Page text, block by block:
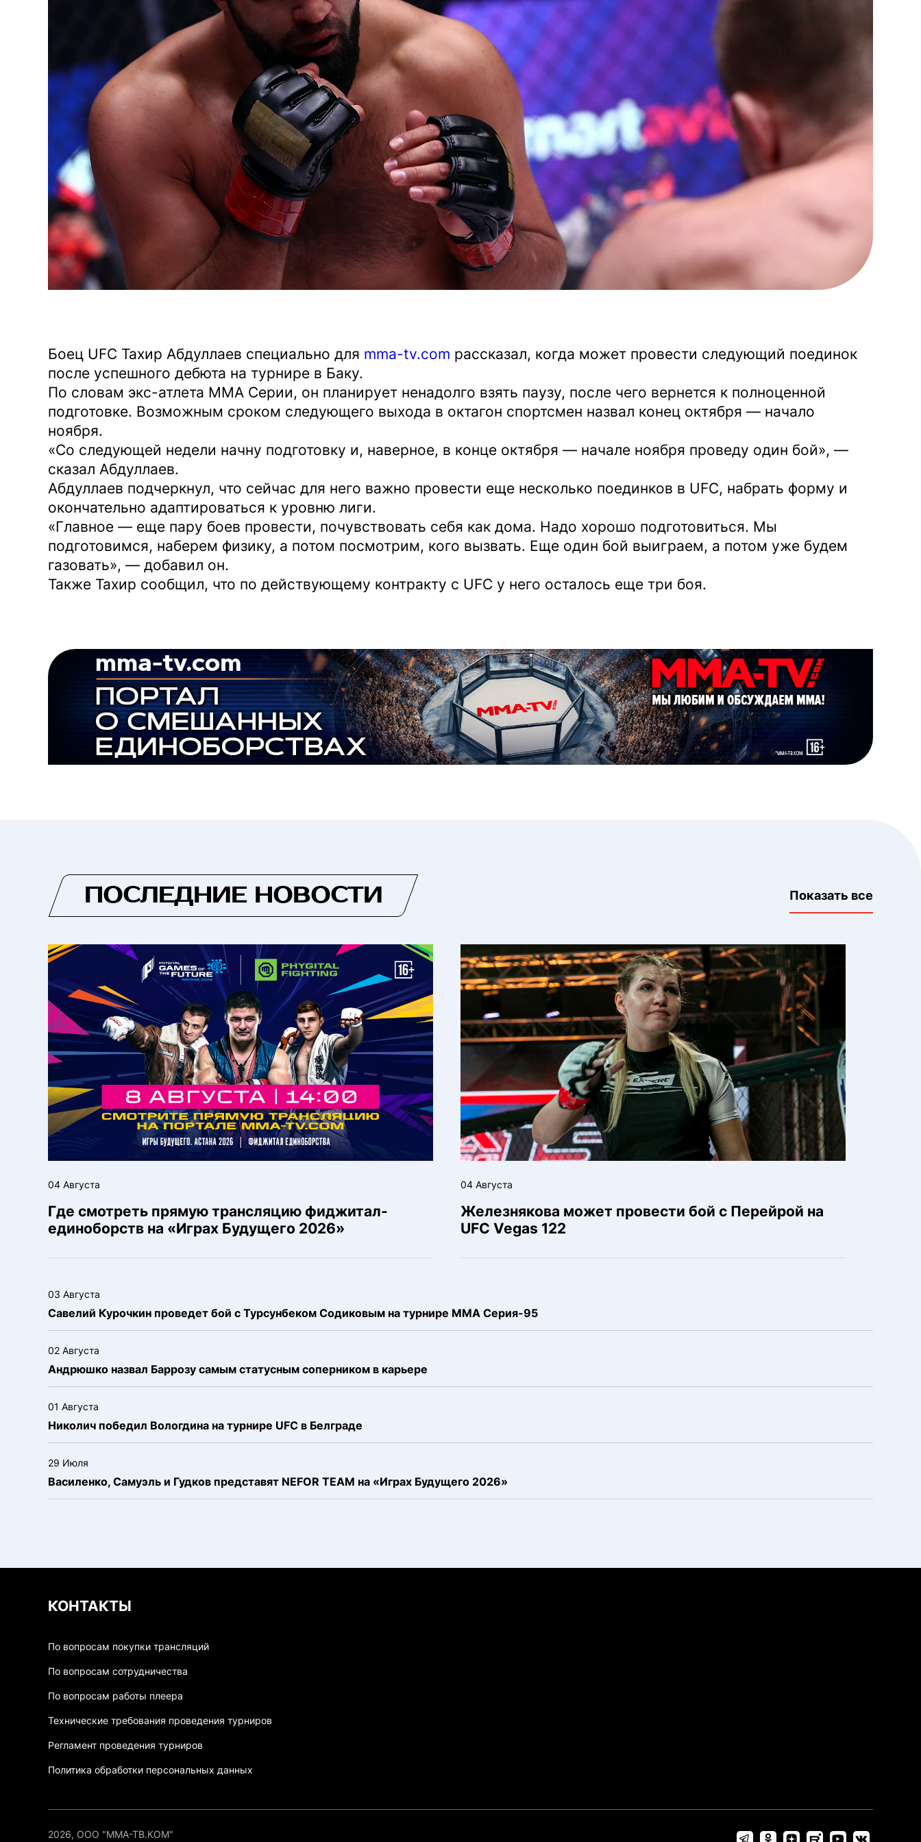
Боец UFC Тахир Абдуллаев специально для mma-tv.com рассказал, когда может провести следующий поединок
после успешного дебюта на турнире в Баку.
По словам экс-атлета ММА Серии, он планирует ненадолго взять паузу, после чего вернется к полноценной
подготовке. Возможным сроком следующего выхода в октагон спортсмен назвал конец октября — начало
ноября.
«Cо следующей недели начну подготовку и, наверное, в конце октября — начале ноября проведу один бой», —
сказал Абдуллаев.
Абдуллаев подчеркнул, что сейчас для него важно провести еще несколько поединков в UFC, набрать форму и
окончательно адаптироваться к уровню лиги.
«Главное — еще пару боев провести, почувствовать себя как дома. Надо хорошо подготовиться. Мы
подготовимся, наберем физику, а потом посмотрим, кого вызвать. Еще один бой выиграем, а потом уже будем
газовать», — добавил он.
Также Тахир сообщил, что по действующему контракту с UFC у него осталось еще три боя.
ПОСЛЕДНИЕ НОВОСТИ Показать все
04 Августа
Где смотреть прямую трансляцию фиджитал-
единоборств на «Играх Будущего 2026»
04 Августа
Железнякова может провести бой с Перейрой на
UFC Vegas 122
03 Августа
Савелий Курочкин проведет бой с Турсунбеком Содиковым на турнире ММА Серия-95
02 Августа
Андрюшко назвал Баррозу самым статусным соперником в карьере
01 Августа
Николич победил Вологдина на турнире UFC в Белграде
29 Июля
Василенко, Самуэль и Гудков представят NEFOR TEAM на «Играх Будущего 2026»
КОНТАКТЫ
По вопросам покупки трансляций
По вопросам сотрудничества
По вопросам работы плеера
Технические требования проведения турниров
Регламент проведения турниров
Политика обработки персональных данных
2026, ООО "ММА-ТВ.КОМ"